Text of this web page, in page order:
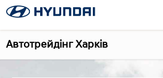
Автотрейдінг Харків